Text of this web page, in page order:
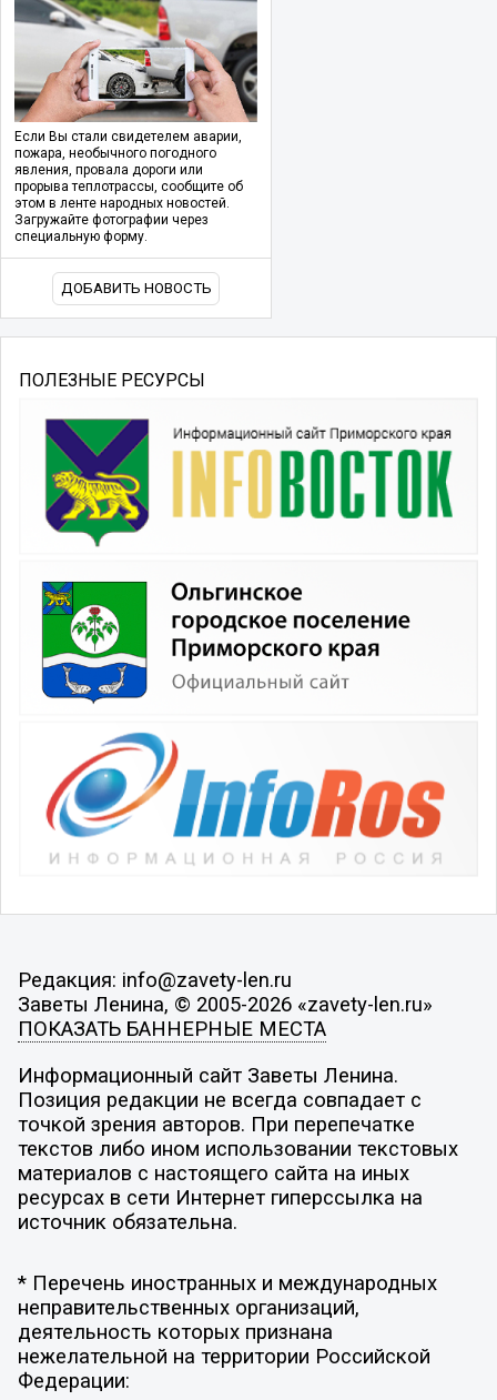
Если Вы стали свидетелем аварии,
пожара, необычного погодного
явления, провала дороги или
прорыва теплотрассы, сообщите об
этом в ленте народных новостей.
Загружайте фотографии через
специальную форму.
ДОБАВИТЬ НОВОСТЬ
ПОЛЕЗНЫЕ РЕСУРСЫ
Редакция: info@zavety-len.ru
Заветы Ленина, © 2005-2026 «zavety-len.ru»
ПОКАЗАТЬ БАННЕРНЫЕ МЕСТА
Информационный сайт Заветы Ленина.
Позиция редакции не всегда совпадает с
точкой зрения авторов. При перепечатке
текстов либо ином использовании текстовых
материалов с настоящего сайта на иных
ресурсах в сети Интернет гиперссылка на
источник обязательна.
* Перечень иностранных и международных
неправительственных организаций,
деятельность которых признана
нежелательной на территории Российской
Федерации: